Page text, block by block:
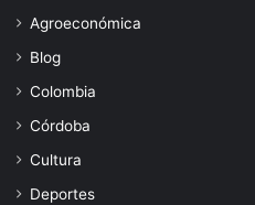
Agroeconómica
Blog
Colombia
Córdoba
Cultura
Deportes